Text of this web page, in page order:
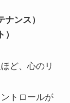
ンス）
ど、心のリ
トロールが